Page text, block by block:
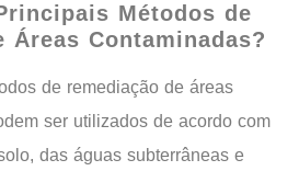
Métodos de
Áreas Contaminadas?
de remediação de áreas
ser utilizados de acordo com
das águas subterrâneas e